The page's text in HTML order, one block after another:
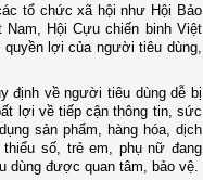
tổ chức xã hội như Hội Bảo
Hội Cựu chiến binh Việt
lợi của người tiêu dùng,
định về người tiêu dùng dễ bị
lợi về tiếp cận thông tin, sức
sản phẩm, hàng hóa, dịch
số, trẻ em, phụ nữ đang
được quan tâm, bảo vệ.